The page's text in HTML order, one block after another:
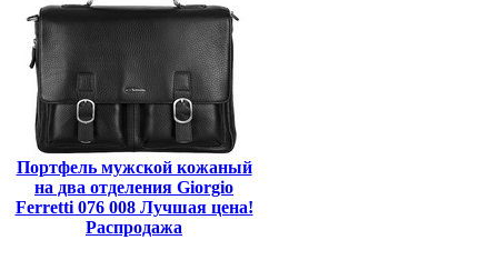
Портфель мужской кожаный
на два отделения Giorgio
Ferretti 076 008 Лучшая цена!
Распродажа